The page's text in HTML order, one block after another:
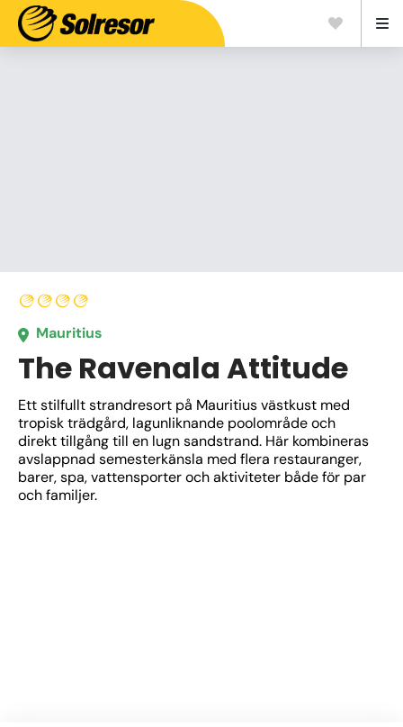
Mauritius
The Ravenala Attitude
Ett stilfullt strandresort på Mauritius västkust med
tropisk trädgård, lagunliknande poolområde och
direkt tillgång till en lugn sandstrand. Här kombineras
avslappnad semesterkänsla med flera restauranger,
barer, spa, vattensporter och aktiviteter både för par
och familjer.